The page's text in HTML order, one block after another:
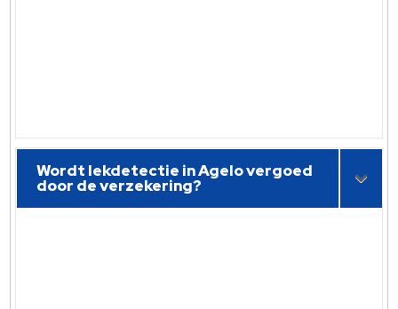
Wordt lekdetectie in Agelo vergoed
door de verzekering?